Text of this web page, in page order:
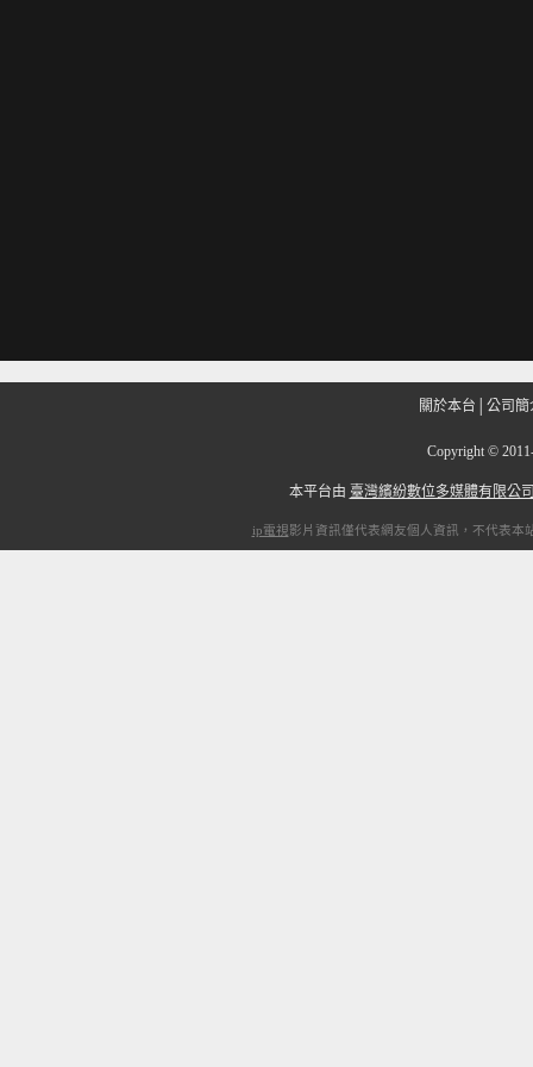
關於本台 公司簡
Copyright ©
本平台由 臺灣繽紛數位多媒體有限公
ip電視影片資訊僅代表網友個人資訊，不代表本